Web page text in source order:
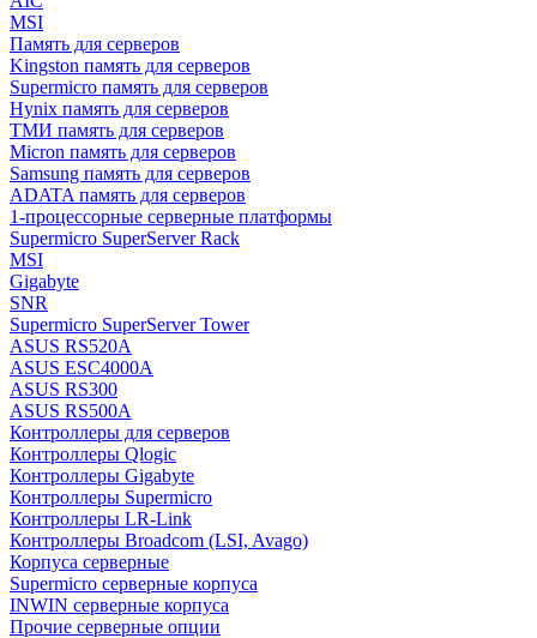
MSI
Память для серверов
Kingston память для серверов
Supermicro память для серверов
Hynix память для серверов
ТМИ память для серверов
Micron память для серверов
Samsung память для серверов
ADATA память для серверов
1-процессорные серверные платформы
Supermicro SuperServer Rack
MSI
Gigabyte
SNR
Supermicro SuperServer Tower
ASUS RS520A
ASUS ESC4000A
ASUS RS300
ASUS RS500A
Контроллеры для серверов
Контроллеры Qlogic
Контроллеры Gigabyte
Контроллеры Supermicro
Контроллеры LR-Link
Контроллеры Broadcom (LSI, Avago)
Корпуса серверные
Supermicro серверные корпуса
INWIN серверные корпуса
Прочие серверные опции